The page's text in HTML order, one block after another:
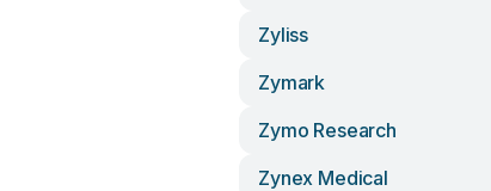
Zyliss
Zymark
Zymo Research
Zynex Medical